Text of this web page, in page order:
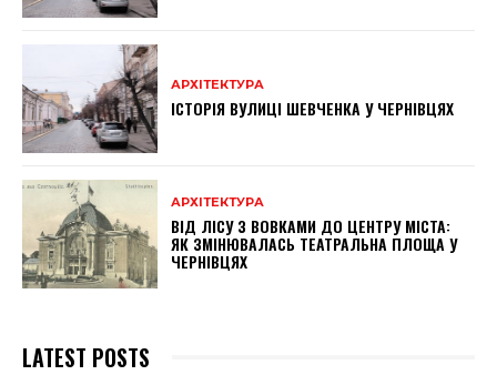
АРХІТЕКТУРА
ІСТОРІЯ ВУЛИЦІ ШЕВЧЕНКА У ЧЕРНІВЦЯХ
АРХІТЕКТУРА
ВІД ЛІСУ З ВОВКАМИ ДО ЦЕНТРУ МІСТА:
ЯК ЗМІНЮВАЛАСЬ ТЕАТРАЛЬНА ПЛОЩА У
ЧЕРНІВЦЯХ
LATEST POSTS